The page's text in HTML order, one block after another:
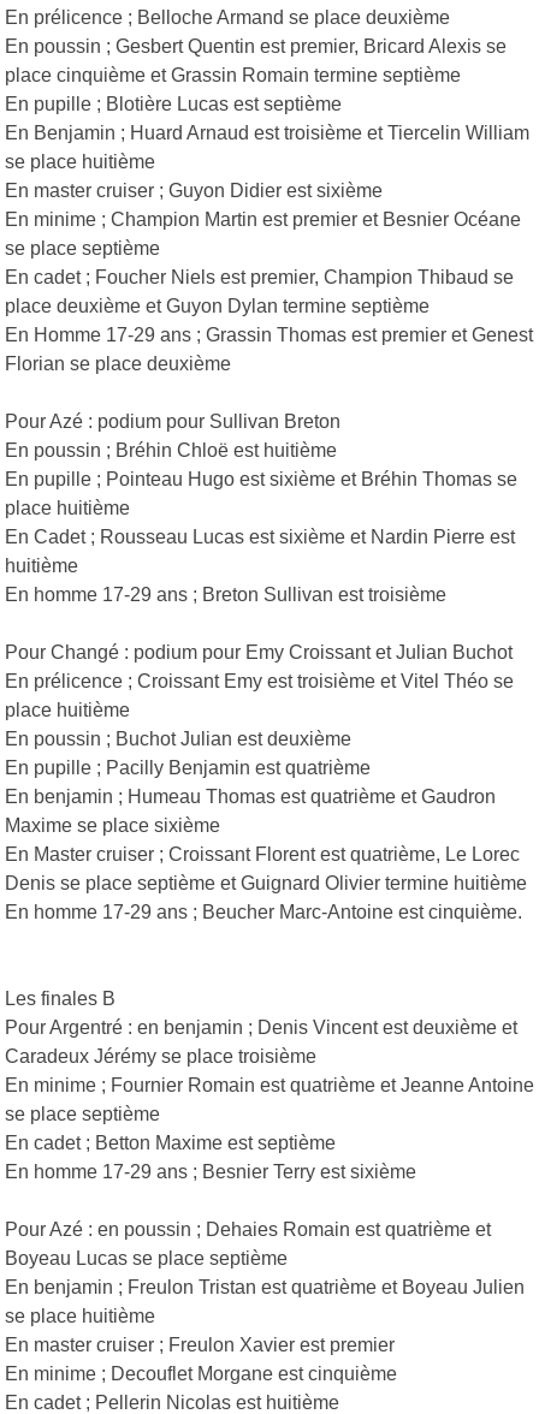
En prélicence ; Belloche Armand se place deuxième
En poussin ; Gesbert Quentin est premier, Bricard Alexis se
place cinquième et Grassin Romain termine septième
En pupille ; Blotière Lucas est septième
En Benjamin ; Huard Arnaud est troisième et Tiercelin William
se place huitième
En master cruiser ; Guyon Didier est sixième
En minime ; Champion Martin est premier et Besnier Océane
se place septième
En cadet ; Foucher Niels est premier, Champion Thibaud se
place deuxième et Guyon Dylan termine septième
En Homme 17-29 ans ; Grassin Thomas est premier et Genest
Florian se place deuxième
Pour Azé : podium pour Sullivan Breton
En poussin ; Bréhin Chloë est huitième
En pupille ; Pointeau Hugo est sixième et Bréhin Thomas se
place huitième
En Cadet ; Rousseau Lucas est sixième et Nardin Pierre est
huitième
En homme 17-29 ans ; Breton Sullivan est troisième
Pour Changé : podium pour Emy Croissant et Julian Buchot
En prélicence ; Croissant Emy est troisième et Vitel Théo se
place huitième
En poussin ; Buchot Julian est deuxième
En pupille ; Pacilly Benjamin est quatrième
En benjamin ; Humeau Thomas est quatrième et Gaudron
Maxime se place sixième
En Master cruiser ; Croissant Florent est quatrième, Le Lorec
Denis se place septième et Guignard Olivier termine huitième
En homme 17-29 ans ; Beucher Marc-Antoine est cinquième.
Les finales B
Pour Argentré : en benjamin ; Denis Vincent est deuxième et
Caradeux Jérémy se place troisième
En minime ; Fournier Romain est quatrième et Jeanne Antoine
se place septième
En cadet ; Betton Maxime est septième
En homme 17-29 ans ; Besnier Terry est sixième
Pour Azé : en poussin ; Dehaies Romain est quatrième et
Boyeau Lucas se place septième
En benjamin ; Freulon Tristan est quatrième et Boyeau Julien
se place huitième
En master cruiser ; Freulon Xavier est premier
En minime ; Decouflet Morgane est cinquième
En cadet ; Pellerin Nicolas est huitième